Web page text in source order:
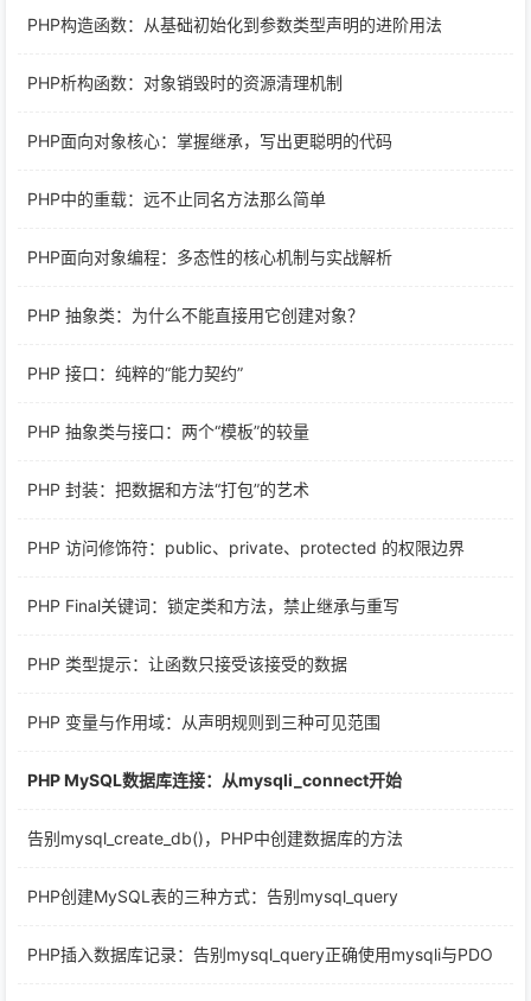
PHP构造函数：从基础初始化到参数类型声明的进阶用法
PHP析构函数：对象销毁时的资源清理机制
PHP面向对象核心：掌握继承，写出更聪明的代码
PHP中的重载：远不止同名方法那么简单
PHP面向对象编程：多态性的核心机制与实战解析
PHP 抽象类：为什么不能直接用它创建对象？
PHP 接口：纯粹的“能力契约”
PHP 抽象类与接口：两个“模板”的较量
PHP 封装：把数据和方法“打包”的艺术
PHP 访问修饰符：public、private、protected 的权限边界
PHP Final关键词：锁定类和方法，禁止继承与重写
PHP 类型提示：让函数只接受该接受的数据
PHP 变量与作用域：从声明规则到三种可见范围
PHP MySQL数据库连接：从mysqli_connect开始
告别mysql_create_db()，PHP中创建数据库的方法
PHP创建MySQL表的三种方式：告别mysql_query
PHP插入数据库记录：告别mysql_query正确使用mysqli与PDO